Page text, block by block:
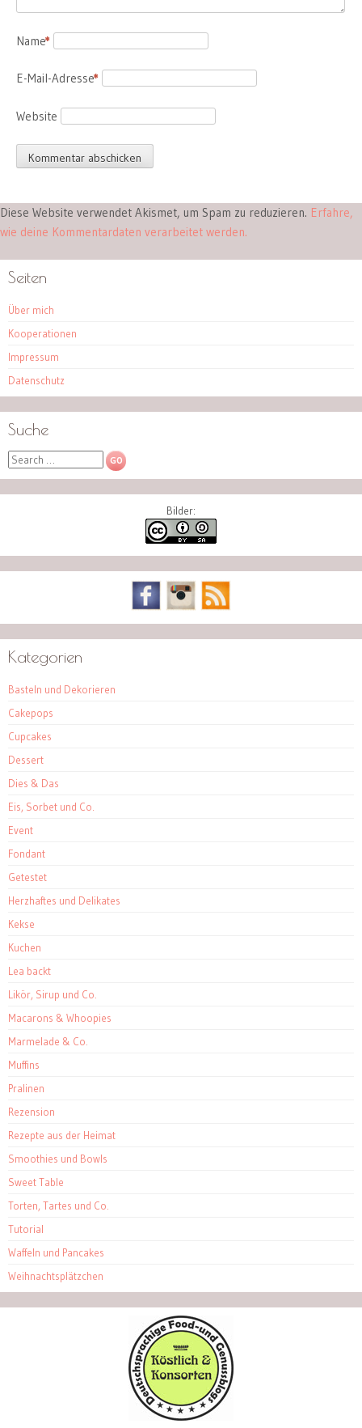
Name
*
E-Mail-Adresse
*
Website
Diese Website verwendet Akismet, um Spam zu reduzieren. Erfahre,
wie deine Kommentardaten verarbeitet werden.
Seiten
Über mich
Kooperationen
Impressum
Datenschutz
Suche
Search
Bilder:
Kategorien
Basteln und Dekorieren
Cakepops
Cupcakes
Dessert
Dies & Das
Eis, Sorbet und Co.
Event
Fondant
Getestet
Herzhaftes und Delikates
Kekse
Kuchen
Lea backt
Likör, Sirup und Co.
Macarons & Whoopies
Marmelade & Co.
Muffins
Pralinen
Rezension
Rezepte aus der Heimat
Smoothies und Bowls
Sweet Table
Torten, Tartes und Co.
Tutorial
Waffeln und Pancakes
Weihnachtsplätzchen